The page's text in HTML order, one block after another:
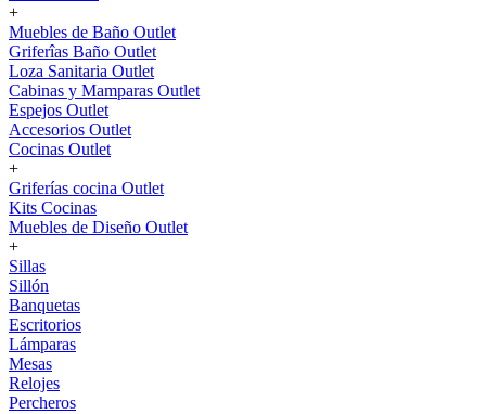
+
Muebles de Baño Outlet
Griferîas Baño Outlet
Loza Sanitaria Outlet
Cabinas y Mamparas Outlet
Espejos Outlet
Accesorios Outlet
Cocinas Outlet
+
Griferías cocina Outlet
Kits Cocinas
Muebles de Diseño Outlet
+
Sillas
Sillón
Banquetas
Escritorios
Lámparas
Mesas
Relojes
Percheros